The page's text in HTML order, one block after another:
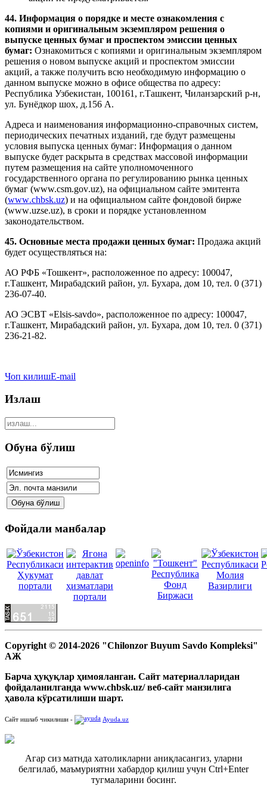
44. Информация о порядке и месте ознакомления с
копиями и оригинальным экземпляром решения о
выпуске ценных бумаг и проспектом эмиссии ценных
бумаг: Ознакомиться с копиями и оригинальным экземпляром
решения о новом выпуске акций и проспектом эмиссии
акций, а также получить всю необходимую информацию о
данном выпуске можно в офисе общества по адресу:
Республика Узбекистан, 100161, г.Ташкент, Чиланзарский р-н,
ул. Бунёдкор шох, д.156 А.
Адреса и наименования информационно-справочных систем,
периодических печатных изданий, где будут размещены
условия выпуска ценных бумаг: Информация о данном
выпуске будет раскрыта в средствах массовой информации
путем размещения на сайте уполномоченного
государственного органа по регулированию рынка ценных
бумаг (www.csm.gov.uz), на официальном сайте эмитента
(www.chbsk.uz) и на официальном сайте фондовой бирже
(www.uzse.uz), в сроки и порядке установленном
законодательством.
45. Основные места продажи ценных бумаг: Продажа акций
будет осуществляться на:
АО РФБ «Тошкент», расположенное по адресу: 100047,
г.Ташкент, Мирабадский район, ул. Бухара, дом 10, тел. 0 (371)
236-07-40.
АО ЭСВТ «Elsis-savdo», расположенное по адресу: 100047,
г.Ташкент, Мирабадский район, ул. Бухара, дом 10, тел. 0 (371)
236-21-82.
Чоп килишE-mail
Излаш
Обуна бўлиш
Фойдали манбалар
Copyright © 2014-2026 "Chilonzor Buyum Savdo Kompleksi"
АЖ
Барча ҳуқуқлар ҳимояланган. Сайт материалларидан
фойдаланилганда www.chbsk.uz/ веб-сайт манзилига
ҳавола кўрсатилиши шарт.
Сайт ишлаб чикилиши - Ayuda.uz
Агар сиз матнда хатоликларни аниқласангиз, уларни
белгилаб, маъмуриятни хабардор қилиш учун Ctrl+Enter
тугмаларини босинг.